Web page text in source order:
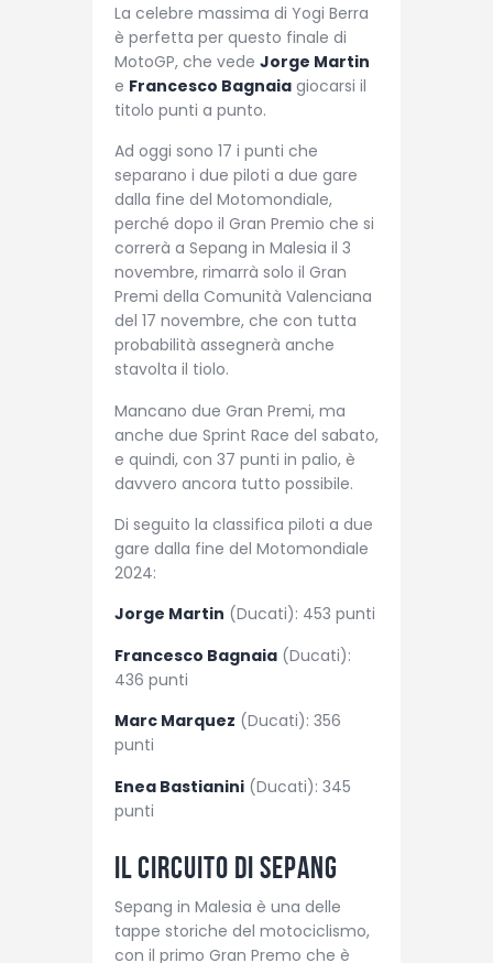
La celebre massima di Yogi Berra
è perfetta per questo finale di
MotoGP, che vede Jorge Martin
e Francesco Bagnaia giocarsi il
titolo punti a punto.
Ad oggi sono 17 i punti che
separano i due piloti a due gare
dalla fine del Motomondiale,
perché dopo il Gran Premio che si
correrà a Sepang in Malesia il 3
novembre, rimarrà solo il Gran
Premi della Comunità Valenciana
del 17 novembre, che con tutta
probabilità assegnerà anche
stavolta il tiolo.
Mancano due Gran Premi, ma
anche due Sprint Race del sabato,
e quindi, con 37 punti in palio, è
davvero ancora tutto possibile.
Di seguito la classifica piloti a due
gare dalla fine del Motomondiale
2024:
Jorge Martin (Ducati): 453 punti
Francesco Bagnaia (Ducati):
436 punti
Marc Marquez (Ducati): 356
punti
Enea Bastianini (Ducati): 345
punti
Il circuito di Sepang
Sepang in Malesia è una delle
tappe storiche del motociclismo,
con il primo Gran Premo che è